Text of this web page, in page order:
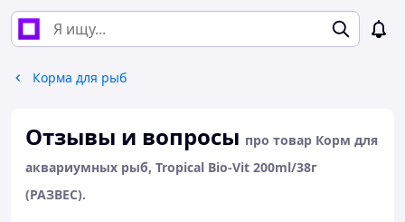
Корма для рыб
Отзывы и вопросы про товар Корм для
аквариумных рыб, Tropical Bio-Vit 200ml/38г
(РАЗВЕС).